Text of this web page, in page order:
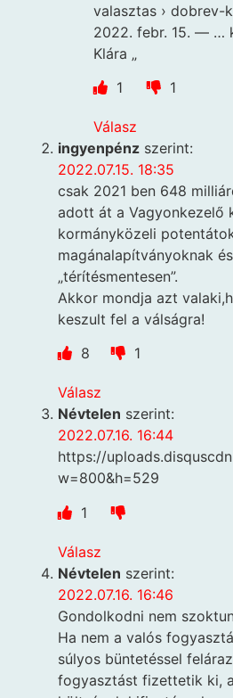
valasztas ›
2022. febr. 15. — …
Klára „
1
1
Válasz
ingyenpénz szerint:
2022.07.15. 18:35
csak 2021 ben 648
adott át a Vagyonkezelő
kormányközeli
magánalapítványoknak
„térítésmentesen”.
Akkor mondja azt
keszult fel a válságra!
8
1
Válasz
Névtelen szerint:
2022.07.16. 16:44
https://
w=800&h=529
1
Válasz
Névtelen szerint:
2022.07.16. 16:46
Gondolkodni nem
Ha nem a valós
súlyos büntetéssel
fogyasztást fizettetik ki,